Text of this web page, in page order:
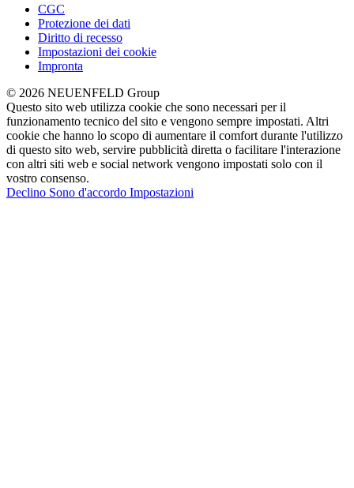
CGC
Protezione dei dati
Diritto di recesso
Impostazioni dei cookie
Impronta
© 2026 NEUENFELD Group
Questo sito web utilizza cookie che sono necessari per il
funzionamento tecnico del sito e vengono sempre impostati. Altri
cookie che hanno lo scopo di aumentare il comfort durante l'utilizzo
di questo sito web, servire pubblicità diretta o facilitare l'interazione
con altri siti web e social network vengono impostati solo con il
vostro consenso.
Declino Sono d'accordo Impostazioni